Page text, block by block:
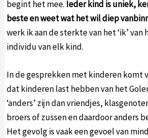
begint het mee. Ieder kind is uniek,
beste en weet wat het wil diep
werk ik aan de sterkte van het ‘ik’
individu van elk kind.
In de gesprekken met kinderen komt
dat kinderen last hebben van het
‘anders’ zijn dan vriendjes,
broers of zussen en daardoor anders
Het gevolg is vaak een gevoel van